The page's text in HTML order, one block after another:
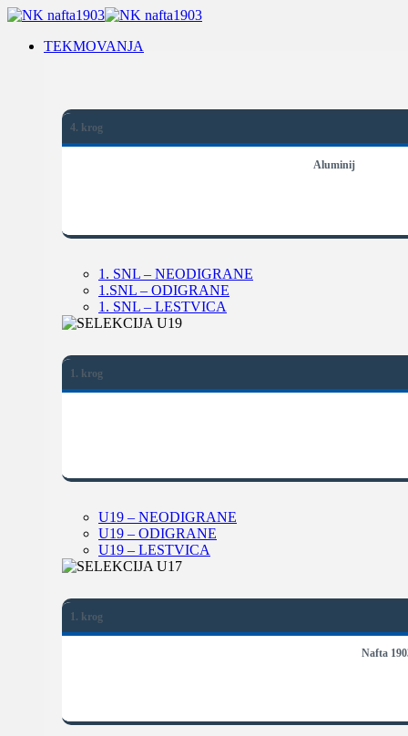
TEKMOVANJA
4. krog
Aluminij
1. SNL – NEODIGRANE
1.SNL – ODIGRANE
1. SNL – LESTVICA
1. krog
U19 – NEODIGRANE
U19 – ODIGRANE
U19 – LESTVICA
1. krog
Nafta